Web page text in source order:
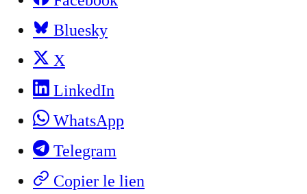
Bluesky
X
LinkedIn
WhatsApp
Telegram
Copier le lien